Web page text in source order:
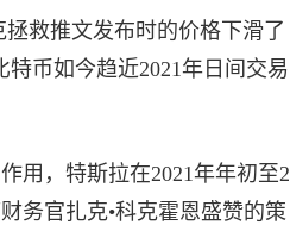
救推文发布时的价格下滑了
币如今趋近2021年日间交易
用，特斯拉在2021年年初至2
务官扎克•科克霍恩盛赞的策